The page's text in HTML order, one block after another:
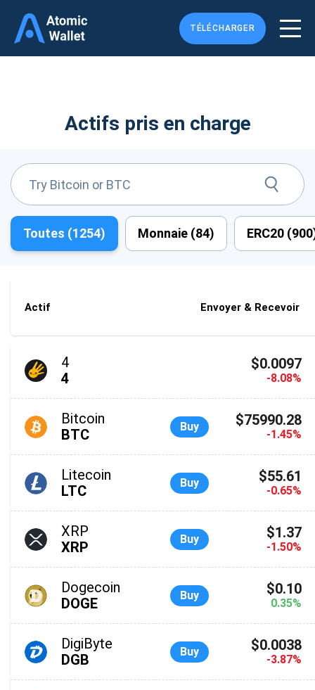
TÉLÉCHARGER
Actifs pris en charge
Toutes (1254) Monnaie (84) ERC20 (900
Actif Envoyer & Recevoir
4
4
$0.0097
-8.08%
Bitcoin
BTC
Buy $75990.28
-1.45%
Litecoin
LTC
Buy $55.61
-0.65%
XRP
XRP
Buy $1.37
-1.50%
Dogecoin
DOGE
Buy $0.10
0.35%
DigiByte
DGB
Buy $0.0038
-3.87%